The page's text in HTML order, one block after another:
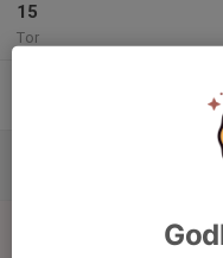
15
Tor
Kvarnsveden ip
Träning P12
Paradishallen